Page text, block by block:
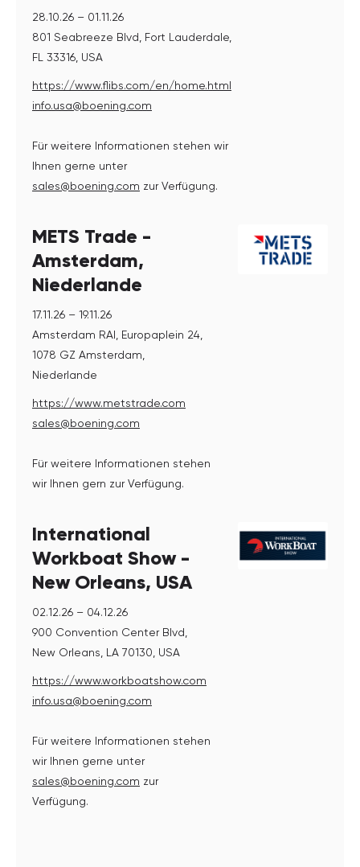
28.10.26 – 01.11.26
801 Seabreeze Blvd, Fort Lauderdale,
FL 33316, USA
https://www.flibs.com/en/home.html
info.usa@boening.com
Für weitere Informationen stehen wir
Ihnen gerne unter
sales@boening.com zur Verfügung.
METS Trade -
Amsterdam,
Niederlande
17.11.26 – 19.11.26
Amsterdam RAI, Europaplein 24,
1078 GZ Amsterdam,
Niederlande
https://www.metstrade.com
sales@boening.com
Für weitere Informationen stehen
wir Ihnen gern zur Verfügung.
International
Workboat Show -
New Orleans, USA
02.12.26 – 04.12.26
900 Convention Center Blvd,
New Orleans, LA 70130, USA
https://www.workboatshow.com
info.usa@boening.com
Für weitere Informationen stehen
wir Ihnen gerne unter
sales@boening.com zur
Verfügung.